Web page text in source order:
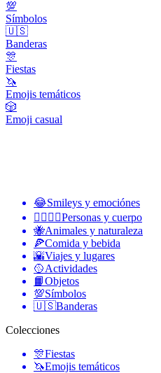
💯
Símbolos
🇺🇸
Banderas
🎊
Fiestas
🦄
Emojis temáticos
🎲
Emoji casual
😂Smileys y emociónes
👩‍❤️‍💋‍👨Personas y cuerpo
🐝Animales y naturaleza
🍕Comida y bebida
🌇Viajes y lugares
🥎Actividades
📙Objetos
💯Símbolos
🇺🇸Banderas
Colecciones
🎊Fiestas
🦄Emojis temáticos